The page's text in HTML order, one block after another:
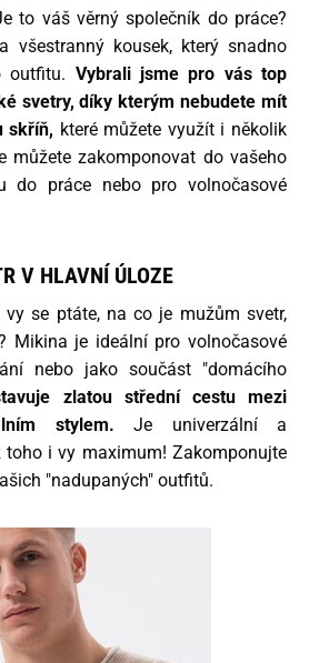
to váš věrný společník do práce?
všestranný kousek, který snadno
outfitu. Vybrali jsme pro vás top
svetry, díky kterým nebudete mít
skříň, které můžete využít i několik
můžete zakomponovat do vašeho
do práce nebo pro volnočasové
V HLAVNÍ ÚLOZE
se ptáte, na co je mužům svetr,
Mikina je ideální pro volnočasové
nebo jako součást "domácího
zlatou střední cestu mezi
stylem. Je univerzální a
toho i vy maximum! Zakomponujte
"nadupaných" outfitů.